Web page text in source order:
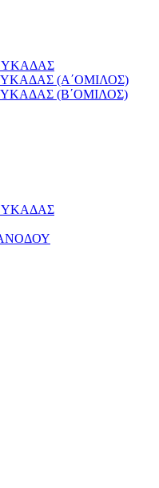
(Α΄ΟΜΙΛΟΣ)
(Β΄ΟΜΙΛΟΣ)